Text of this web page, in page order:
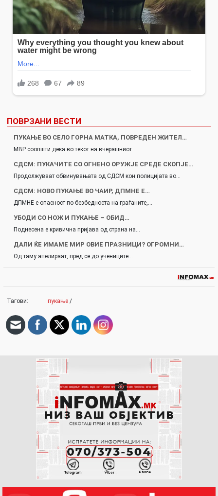
ПОВРЗАНИ ВЕСТИ
ПУКАЊЕ ВО СЕЛО ГОРНА МАТКА, ПОВРЕДЕН ЖИТЕЛ…
МВР соопшти дека во текот на вчерашниот…
СДСМ: ПУКАЧИТЕ СО ОГНЕНО ОРУЖЈЕ СРЕДЕ СКОПЈЕ…
Продолжуваат обвинувањата од СДСМ кон полицијата во…
СДСМ: НОВО ПУКАЊЕ ВО ЧАИР, ДПМНЕ Е…
ДПМНЕ е опасност по безбедноста на граѓаните,…
УБОДИ СО НОЖ И ПУКАЊЕ – ОБИД…
Поднесена е кривична пријава од страна на…
ДАЛИ ЌЕ ИМАМЕ МИР ОВИЕ ПРАЗНИЦИ? ОГРОМНИ…
Од таму апелираат, пред се до учениците…
Тагови: пукање /